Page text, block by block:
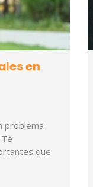
en
problema
que